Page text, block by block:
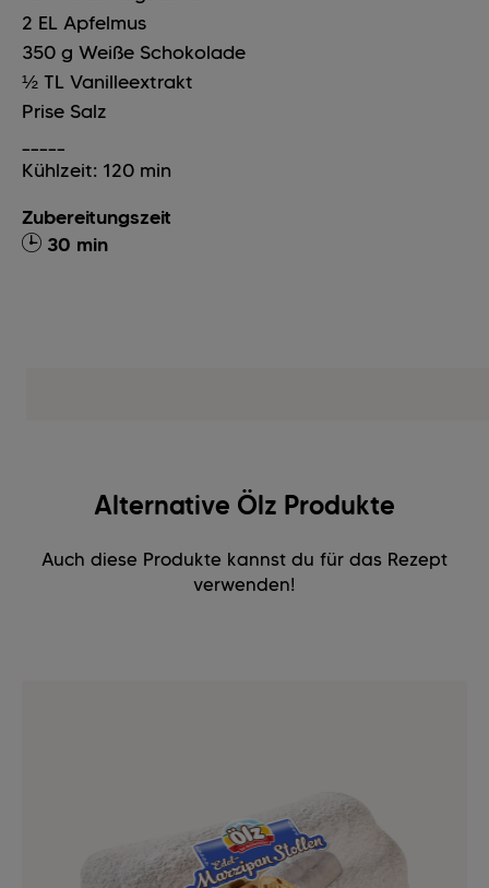
2 EL Apfelmus
350 g Weiße Schokolade
½ TL Vanilleextrakt
Prise Salz
Kühlzeit: 120 min
Zubereitungszeit
30 min
Alternative Ölz Produkte
Auch diese Produkte kannst du für das Rezept
verwenden!